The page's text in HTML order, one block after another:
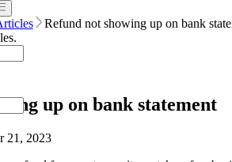
Refund not showing up on bank
.
up on bank statement
21, 2023